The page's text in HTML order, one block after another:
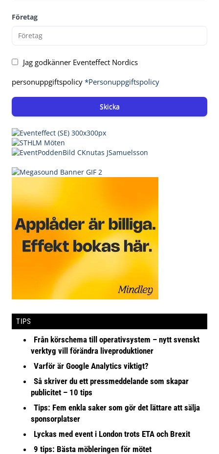
Företag
Jag godkänner Eventeffect Nordics
personuppgiftspolicy *Personuppgiftspolicy
Skicka
TIPS
Från körschema till operativsystem – nytt svenskt
verktyg vill förändra liveproduktioner
Varför är Google Analytics viktigt?
Så skriver du ett pressmeddelande som skapar
publicitet – 10 tips
Tips: Fem enkla saker som gör det lättare att sälja
sponsorplatser
Lyckas med event i London trots ETA och Brexit
9 tips: Bästa möbleringen för mötet